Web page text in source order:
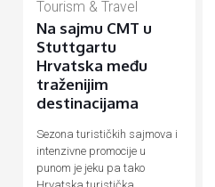
Tourism & Travel
Na sajmu CMT u
Stuttgartu
Hrvatska među
traženijim
destinacijama
Sezona turističkih sajmova i
intenzivne promocije u
punom je jeku pa tako